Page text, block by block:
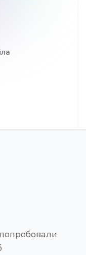
глубинного
и привлекающие
(PRO